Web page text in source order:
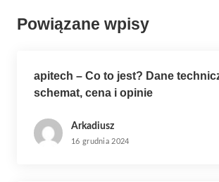
w
pPowiązane wpisy
apitech – Co to jest? Dane
schemat, cena i opinie
Arkadiusz
16 grudnia 2024